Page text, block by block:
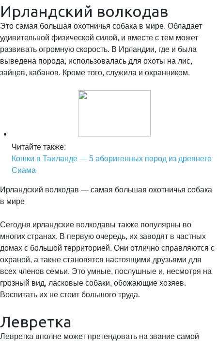
Ирландский волкодав
Это самая большая охотничья собака в мире. Обладает
удивительной физической силой, и вместе с тем может
развивать огромную скорость. В Ирландии, где и была
выведена порода, использовалась для охоты на лис,
зайцев, кабанов. Кроме того, служила и охранником.
Читайте также:
Кошки в Таиланде — 5 аборигенных пород из древнего
Сиама
Ирландский волкодав — самая большая охотничья собака
в мире
Сегодня ирландские волкодавы также популярны во
многих странах. В первую очередь, их заводят в частных
домах с большой территорией. Они отлично справляются с
охраной, а также становятся настоящими друзьями для
всех членов семьи. Это умные, послушные и, несмотря на
грозный вид, ласковые собаки, обожающие хозяев.
Воспитать их не стоит большого труда.
Левретка
Левретка вполне может претендовать на звание самой